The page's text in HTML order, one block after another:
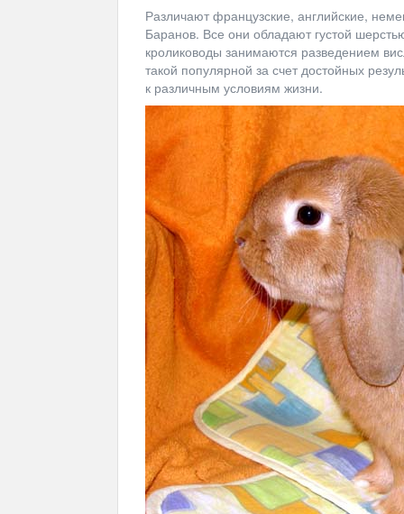
Различают французские, английские,
Баранов. Все они обладают густой
кролиководы занимаются разведением
такой популярной за счет достойных
к различным условиям жизни.